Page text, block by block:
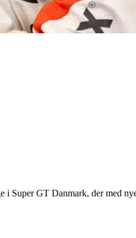
Super GT Danmark, der med